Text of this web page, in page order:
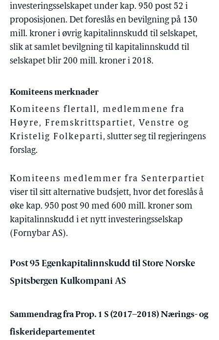
investeringsselskapet under kap. 950 post 52 i
proposisjonen. Det foreslås en bevilgning på 130
mill. kroner i øvrig kapitalinnskudd til selskapet,
slik at samlet bevilgning til kapitalinnskudd til
selskapet blir 200 mill. kroner i 2018.
Komiteens merknader
Komiteens flertall, medlemmene fra
Høyre, Fremskrittspartiet, Venstre og
Kristelig Folkeparti, slutter seg til regjeringens
forslag.
Komiteens medlemmer fra Senterpartiet
viser til sitt alternative budsjett, hvor det foreslås å
øke kap. 950 post 90 med 600 mill. kroner som
kapitalinnskudd i et nytt investeringsselskap
(Fornybar AS).
Post 95 Egenkapitalinnskudd til Store Norske
Spitsbergen Kulkompani AS
Sammendrag fra Prop. 1 S (2017–2018) Nærings- og
fiskeridepartementet